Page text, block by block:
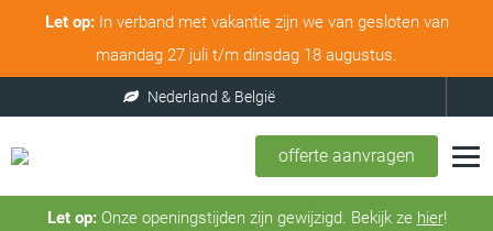
Let op:In verband met vakantie zijn we van gesloten van
maandag 27 juli t/m dinsdag 18 augustus.
offerte aanvragen
Let op:Onze openingstijden zijn gewijzigd. Bekijk ze hier!